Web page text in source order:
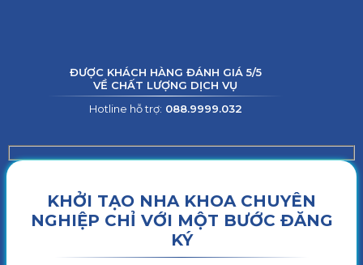
ĐƯỢC KHÁCH HÀNG ĐÁNH GIÁ 5/5
VỀ CHẤT LƯỢNG DỊCH VỤ
Hotline hỗ trợ: 088.9999.032
KHỞI TẠO NHA KHOA CHUYÊN
NGHIỆP CHỈ VỚI MỘT BƯỚC ĐĂNG
KÝ